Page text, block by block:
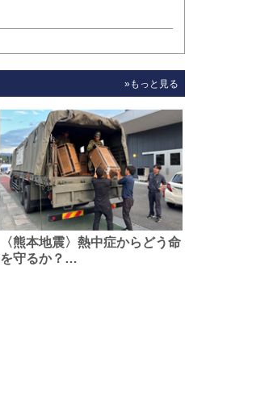
»もっと見る
〈熊本地震〉熱中症からどう命
を守るか？…